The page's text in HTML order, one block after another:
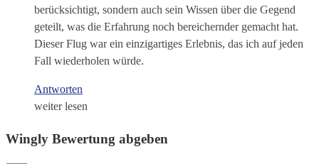
berücksichtigt, sondern auch sein Wissen über die Gegend
geteilt, was die Erfahrung noch bereichernder gemacht hat.
Dieser Flug war ein einzigartiges Erlebnis, das ich auf jeden
Fall wiederholen würde.
Antworten
weiter lesen
Wingly Bewertung abgeben